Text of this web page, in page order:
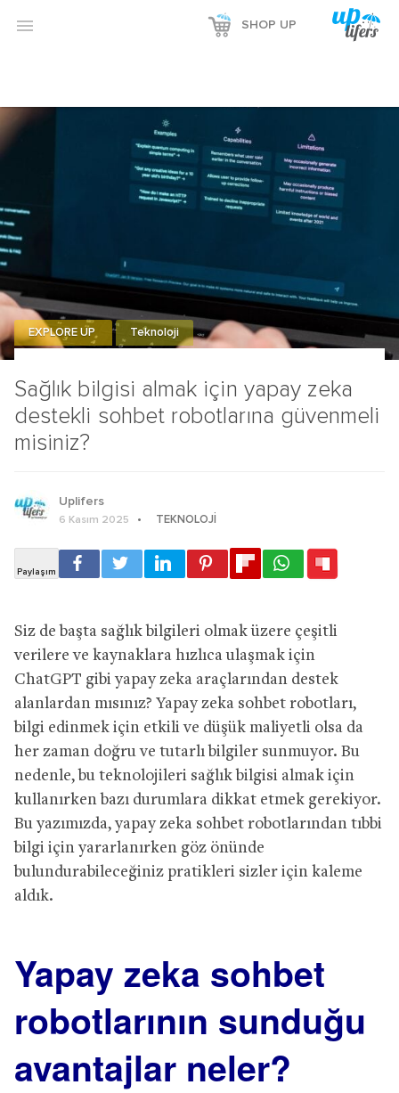
Reklamı Göster
Reklamı Gizle
 SHOP UP
Sağlık bilgisi almak için yapay zeka
destekli sohbet robotlarına güvenmeli
misiniz?
EXPLORE UP Teknoloji
Uplifers
6 Kasım 2025 TEKNOLOJI
Siz de başta sağlık bilgileri olmak üzere çeşitli
verilere ve kaynaklara hızlıca ulaşmak için
ChatGPT gibi yapay zeka araçlarından destek
alanlardan mısınız? Yapay zeka sohbet robotları,
bilgi edinmek için etkili ve düşük maliyetli olsa da
her zaman doğru ve tutarlı bilgiler sunmuyor. Bu
nedenle, bu teknolojileri sağlık bilgisi almak için
kullanırken bazı durumlara dikkat etmek gerekiyor.
Bu yazımızda, yapay zeka sohbet robotlarından tıbbi
bilgi için yararlanırken göz önünde
bulundurabileceğiniz pratikleri sizler için kaleme
aldık.
Yapay zeka sohbet
robotlarının sunduğu
avantajlar neler?